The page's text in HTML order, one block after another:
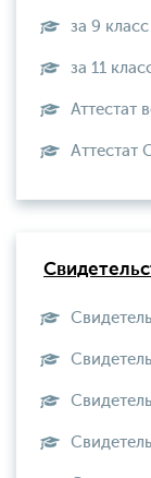
за 9 класс
за 11
Аттестат
Aттестат